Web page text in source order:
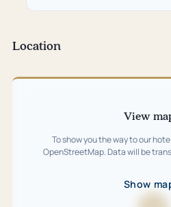
Location
Skip
View
To show you the way to our
OpenStreetMap. Data will be
Show